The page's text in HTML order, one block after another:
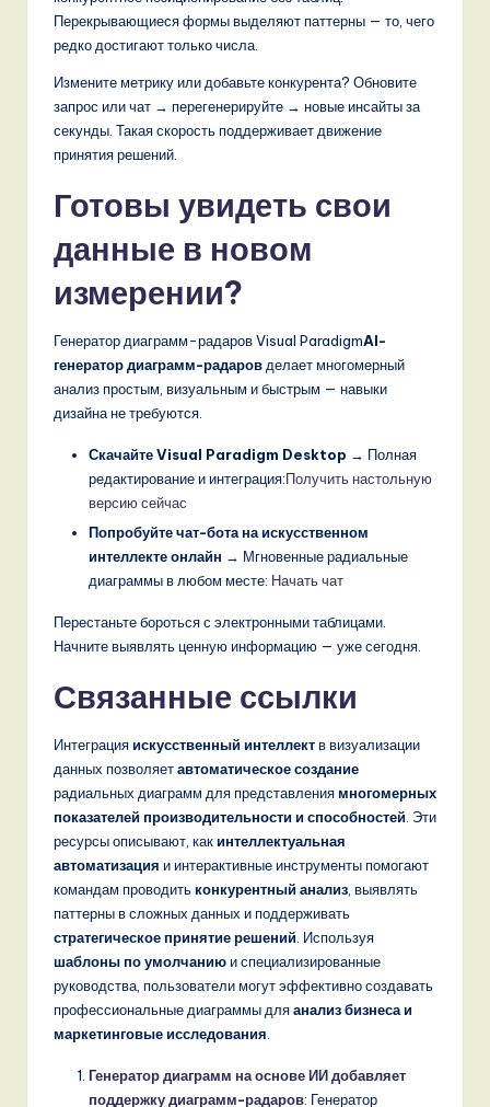
Перекрывающиеся формы выделяют паттерны — то, чего
редко достигают только числа.
Измените метрику или добавьте конкурента? Обновите
запрос или чат → перегенерируйте → новые инсайты за
секунды. Такая скорость поддерживает движение
принятия решений.
Готовы увидеть свои
данные в новом
измерении?
Генератор диаграмм-радаров Visual ParadigmAI-
генератор диаграмм-радаров делает многомерный
анализ простым, визуальным и быстрым — навыки
дизайна не требуются.
Скачайте Visual Paradigm Desktop → Полная
редактирование и интеграция:Получить настольную
версию сейчас
Попробуйте чат-бота на искусственном
интеллекте онлайн → Мгновенные радиальные
диаграммы в любом месте: Начать чат
Перестаньте бороться с электронными таблицами.
Начните выявлять ценную информацию — уже сегодня.
Связанные ссылки
Интеграцияискусственный интеллектв визуализации
данных позволяетавтоматическое создание
радиальных диаграмм для представлениямногомерных
показателей производительности и способностей . Эти
ресурсы описывают, какинтеллектуальная
автоматизация и интерактивные инструменты помогают
командам проводитьконкурентный анализ , выявлять
паттерны в сложных данных и поддерживать
стратегическое принятие решений . Используя
шаблоны по умолчаниюи специализированные
руководства, пользователи могут эффективно создавать
профессиональные диаграммы дляанализ бизнеса и
маркетинговые исследования
Генератор диаграмм на основе ИИ добавляет
поддержку диаграмм-радаров: Генератор